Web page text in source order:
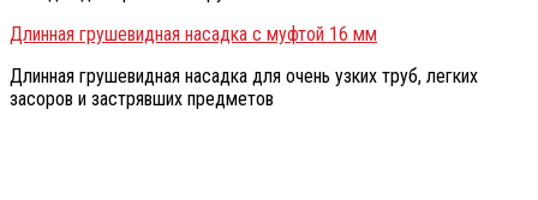
Длинная грушевидная насадка с муфтой 16 мм
Длинная грушевидная насадка для очень узких труб, легких
засоров и застрявших предметов